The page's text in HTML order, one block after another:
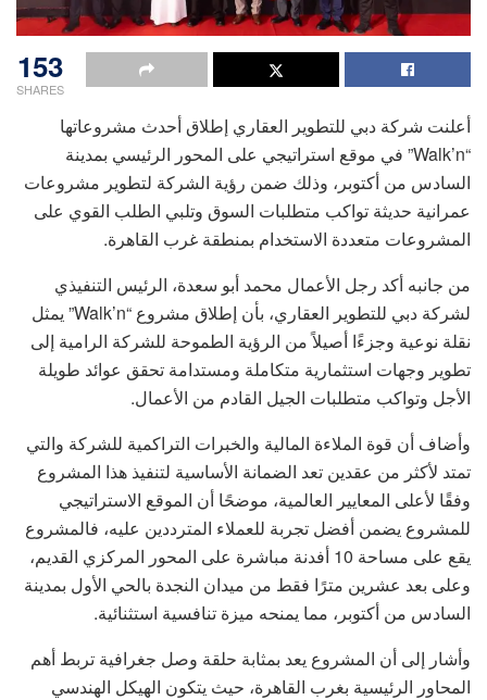
153
SHARES
أعلنت شركة دبي للتطوير العقاري إطلاق أحدث مشروعاتها
“Walk’n” في موقع استراتيجي على المحور الرئيسي بمدينة
السادس من أكتوبر، وذلك ضمن رؤية الشركة لتطوير مشروعات
عمرانية حديثة تواكب متطلبات السوق وتلبي الطلب القوي على
المشروعات متعددة الاستخدام بمنطقة غرب القاهرة.
من جانبه أكد رجل الأعمال محمد أبو سعدة، الرئيس التنفيذي
لشركة دبي للتطوير العقاري، بأن إطلاق مشروع “Walk’n” يمثل
نقلة نوعية وجزءًا أصيلاً من الرؤية الطموحة للشركة الرامية إلى
تطوير وجهات استثمارية متكاملة ومستدامة تحقق عوائد طويلة
الأجل وتواكب متطلبات الجيل القادم من الأعمال.
وأضاف أن قوة الملاءة المالية والخبرات التراكمية للشركة والتي
تمتد لأكثر من عقدين تعد الضمانة الأساسية لتنفيذ هذا المشروع
وفقًا لأعلى المعايير العالمية، موضحًا أن الموقع الاستراتيجي
للمشروع يضمن أفضل تجربة للعملاء المترددين عليه، فالمشروع
يقع على مساحة 10 أفدنة مباشرة على المحور المركزي القديم،
وعلى بعد عشرين مترًا فقط من ميدان النجدة بالحي الأول بمدينة
السادس من أكتوبر، مما يمنحه ميزة تنافسية استثنائية.
وأشار إلى أن المشروع يعد بمثابة حلقة وصل جغرافية تربط أهم
المحاور الرئيسية بغرب القاهرة، حيث يتكون الهيكل الهندسي